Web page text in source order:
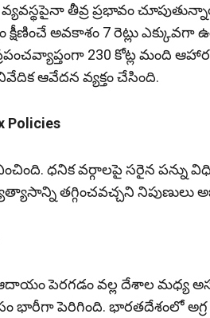
తీవ్ర ప్రభావం
అవకాశం 7 రెట్లు ఎక్కువగా
230 కోట్ల మంది ఆహార
ఆవేదన వ్యక్తం చేసింది.
Policies
ధనిక వర్గాలపై సరైన పన్ను
తగ్గించవచ్చని నిపుణులు
పెరగడం వల్ల దేశాల మధ్య
భారీగా పెరిగింది. భారతదేశంలో అగ్ర